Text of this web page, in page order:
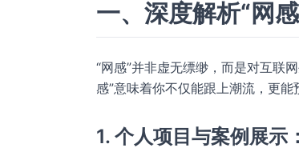
一、深度解析“网
“网感”并非虚无缥缈，而是对互联
感”意味着你不仅能跟上潮流，更
1. 个人项目与案例展示